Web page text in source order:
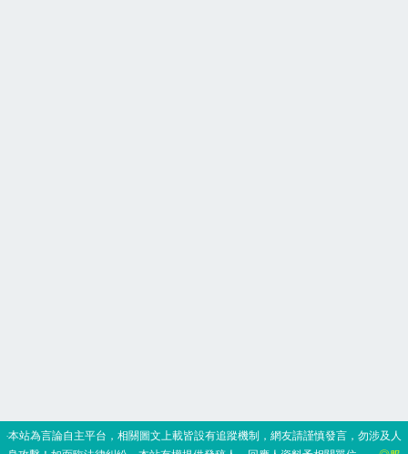
‧本站為言論自主平台，相關圖文上載皆設有追蹤機制，網友請謹慎發言，勿涉及人